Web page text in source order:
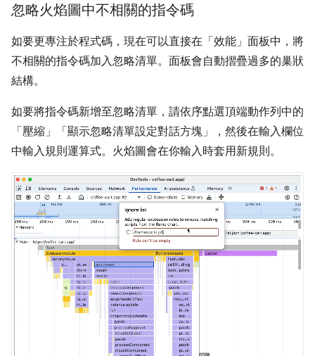
忽略火焰圖中不相關的指令碼
如要更專注於程式碼，現在可以直接在「效能」 面板中，將
不相關的指令碼加入忽略清單。面板會自動摺疊過多的巢狀
結構。
如要將指令碼新增至忽略清單，請依序點選頂端動作列中的
「壓縮」
「顯示忽略清單設定對話方塊」，然後在輸入欄位
中輸入規則運算式。火焰圖會在你輸入時套用新規則。